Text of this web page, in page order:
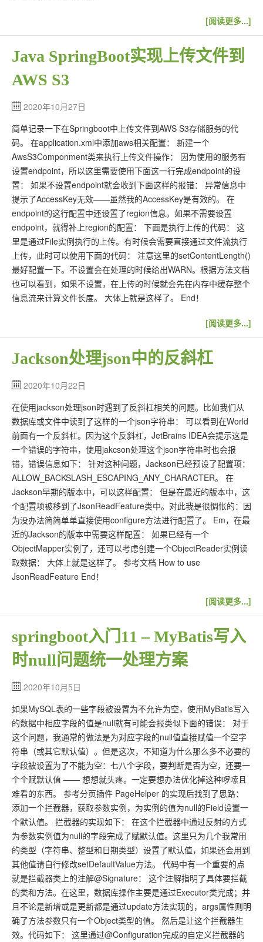
[阅读更多...]
Java SpringBoot实现上传文件到
AWS S3
2020年10月27日
简单记录一下在Springboot中上传文件到AWS S3存储服务的代
码。 在application.xml中添加aws相关配置： 新建一个
AwsS3Componment类来执行上传文件操作： 因为使用的服务有
设置endpoint，所以这里需要使用下面这一行完成endpoint的设
置： 如果不设置endpoint就会收到下面这样的报错： 异常信息中
提示了AccessKey无效——虽然我的AccessKey是有效的。 在
endpoint的这行配置中还设置了region信息。如果不需要设置
endpoint，就得补上region的配置： 下面是执行上传的代码： 这
里是通过File实例执行的上传。有时候会需要直接通过文件流执行
上传，此时可以使用下面的代码： 注意这里的setContentLength()
最好配置一下。不设置会在处理的时候给出WARN。根据方法文档
也可以看到，如果不设置，在上传的时候就会先在内存中缓存整个
信息流来计算文件长度。 大体上就是这样了。 End！
[阅读更多...]
Jackson处理json中的反斜杠
2020年10月22日
在使用jackson处理json时遇到了反斜杠相关的问题。比如我们从
数据库或文件中读到了这样的一个json字符串： 可以看到在World
前面有一个反斜杠。因为这个反斜杠，JetBrains IDEA会提示这是
一个错误的字符串，使用jakcson处理这个json字符串时也会报
错，错误信息如下： 针对这种问题，Jackson已经预设了配置项：
ALLOW_BACKSLASH_ESCAPING_ANY_CHARACTER。 在
Jackson早期的版本中，可以这样配置： 但是在最近的版本中，这
个配置项被移到了JsonReadFeature类中。对此我是很惆怅的：因
为没办法简简单单直接使用configure方法进行配置了。 Em，在最
近的Jackson的版本中需要这样配置： 如果已经有一个
ObjectMapper实例了，还可以考虑创建一个ObjectReader实例读
取数据： 大体上就是这样了。 参考文档 How to use
JsonReadFeature End！
[阅读更多...]
springboot入门11 – MyBatis写入
时null问题统一处理方案
2020年10月5日
如果MySQL表的一些字段被设置为不允许为空，使用MyBatis写入
的数据中相应字段的值是null就有可能会报类似下面的错误： 对于
这个问题，我通常的做法是为对应字段的null值直接赋值一个空字
符串（或其它默认值）。但是这次，不知道为什么那么多不必要的
字段被设置为了不能为空：七八个字段，要判断是否为空，还要一
个个赋默认值 —— 想想就头疼。一定要想办法优化掉这种啰嗦且
难看的东西。 参考分页插件 PageHelper 的实现后找到了思路：
添加一个拦截器，获取参数实例，为实例的值为null的Field设置一
个默认值。 拦截器的实现如下： 在这个拦截器中通过反射的方式
为参数实例值为null的字段完成了赋默认值。这里只为几个我常用
的类型（字符串、整型和日期类型）设置了默认值，如果还会用到
其他值请自行修改setDefaultValue方法。 代码中有一个重要的点
就是拦截器类上的注解@Signature： 这个注解指明了具体要拦截
的类和方法。在这里，数据库操作主要是通过Executor类完成；并
且不论是新增或是更新都是通过update方法实现的，args属性则明
确了方法参数只有一个Object类型的值。 然后是让这个拦截器生
效。代码如下： 这里通过@Configuration完成的自定义拦截器的